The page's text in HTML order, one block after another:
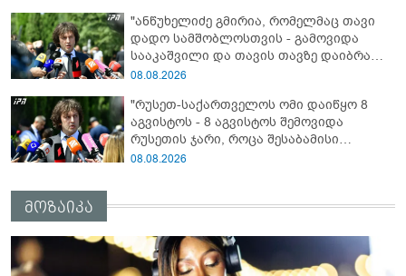
დანაშაული ჩვენი სახელმწიფოს წინაშე"
"ანწუხელიძე გმირია, რომელმაც თავი
დადო სამშობლოსთვის - გამოვიდა
სააკაშვილი და თავის თავზე დაიბრალა
ანწუხელიძის გმირობა, სამარცხვინო
სააკაშვილისთვის შეგინებას თუ რაღაც
ამგვარს სთხოვდნენ მას"
08.08.2026
"რუსეთ-საქართველოს ომი დაიწყო 8
აგვისტოს - 8 აგვისტოს შემოვიდა
რუსეთის ჯარი, როცა შესაბამისი
განცხადება გააკეთა რუსეთის
რეჟიმმა დაბომბა ცხინვალი"
08.08.2026
მოზაიკა